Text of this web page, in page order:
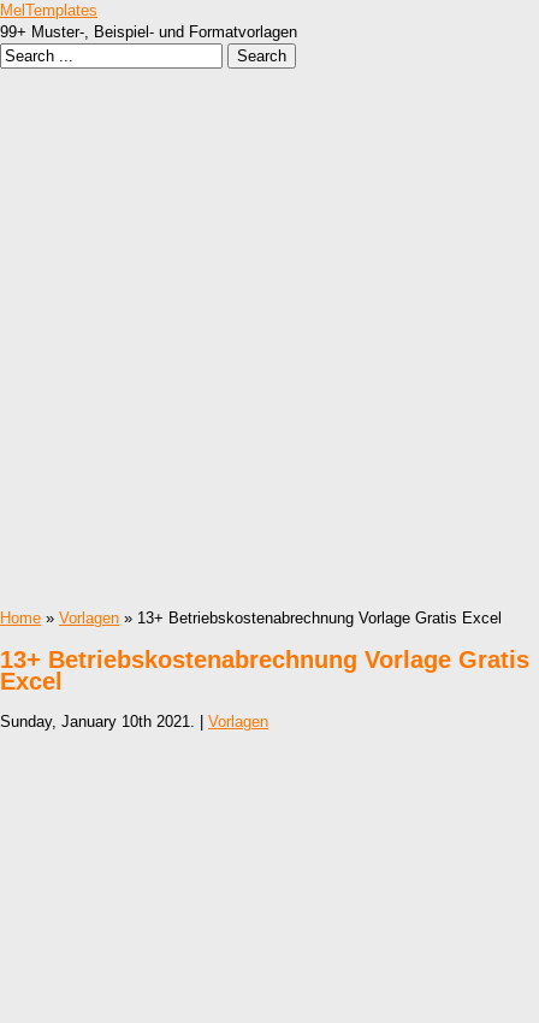
MelTemplates
99+ Muster-, Beispiel- und Formatvorlagen
Home » Vorlagen » 13+ Betriebskostenabrechnung Vorlage Gratis Excel
13+ Betriebskostenabrechnung Vorlage Gratis
Excel
Sunday, January 10th 2021. | Vorlagen